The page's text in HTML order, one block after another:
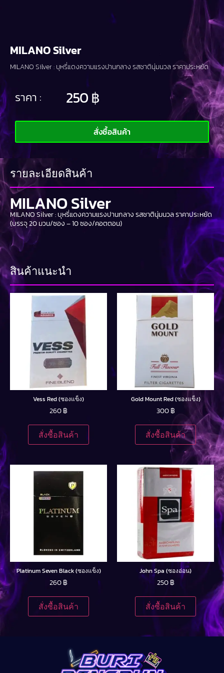
MILANO Silver
MILANO Silver : บุหรี่แดงความแรงปานกลาง รสชาตินุ่มนวล ราคาประหยัด
ราคา : 250฿
สั่งซื้อสินค้า
รายละเอียดสินค้า
MILANO Silver
MILANO Silver : บุหรี่แดงความแรงปานกลาง รสชาตินุ่มนวล ราคาประหยัด
(บรรจุ 20 มวน/ซอง – 10 ซอง/คอตตอน)
สินค้าแนะนำ
Vess Red (ซองแข็ง)
260฿
สั่งซื้อสินค้า
Gold Mount Red (ซองแข็ง)
300฿
สั่งซื้อสินค้า
Platinum Seven Black (ซองแข็ง)
260฿
สั่งซื้อสินค้า
John Spa (ซองอ่อน)
250฿
สั่งซื้อสินค้า